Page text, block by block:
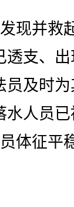
现并救
透支、
员及时
水人员
体征平